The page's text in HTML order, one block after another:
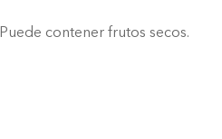
contener frutos secos.